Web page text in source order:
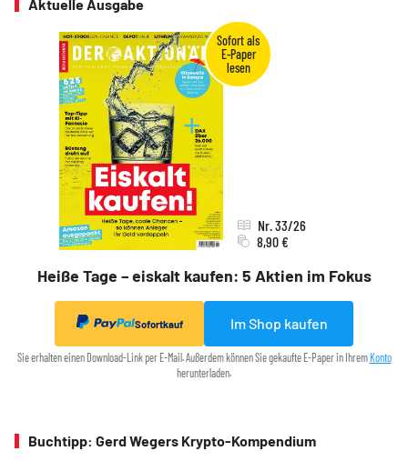
Aktuelle Ausgabe
Heiße Tage – eiskalt kaufen: 5 Aktien im Fokus
Nr. 33/26
8,90 €
Sofortkauf Im Shop kaufen
Sie erhalten einen Download-Link per E-Mail. Außerdem können Sie gekaufte E-Paper in Ihrem Konto
herunterladen.
Buchtipp: Gerd Wegers Krypto-Kompendium